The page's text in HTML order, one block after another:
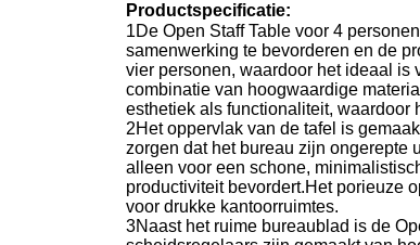
Productspecificatie:
1De Open Staff Table voor 4
samenwerking te bevorderen en de
vier personen, waardoor het ideaal is
combinatie van hoogwaardige
esthetiek als functionaliteit, waardoor
2Het oppervlak van de tafel is
zorgen dat het bureau zijn ongerepte
alleen voor een schone,
productiviteit bevordert.Het porieuze
voor drukke kantoorruimtes.
3Naast het ruime bureaublad is de